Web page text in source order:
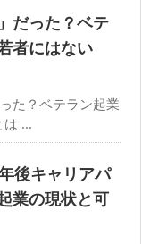
だった？ベテ
者にはない
た？ベテラン起業
...
後キャリアパ
業の現状と可